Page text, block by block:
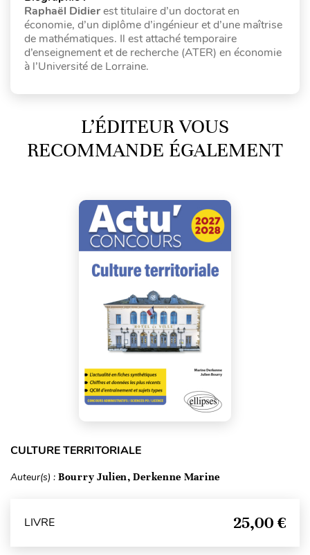
Raphaël Didierest titulaire d’un doctorat en
économie, d’un diplôme d’ingénieur et d’une maîtrise
de mathématiques. Il est attaché temporaire
d’enseignement et de recherche (ATER) en économie
à l’Université de Lorraine.
L’ÉDITEUR VOUS
RECOMMANDE ÉGALEMENT
CULTURE TERRITORIALE
Auteur(s) : Bourry Julien, Derkenne Marine
LIVRE 25,00 €